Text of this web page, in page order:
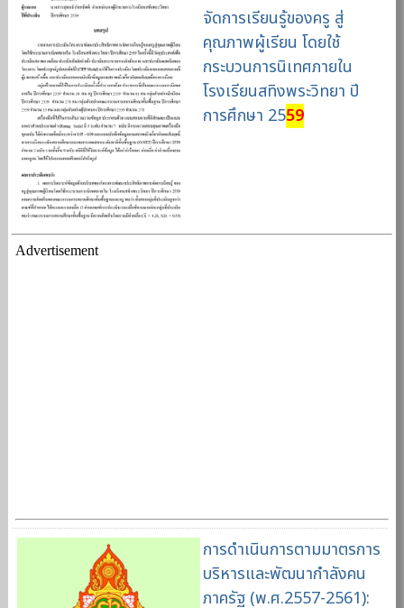
จัดการเรียนรู้ของครู สู่
คุณภาพผู้เรียน โดยใช้
กระบวนการนิเทศภายใน
โรงเรียนสทิงพระวิทยา ปี
การศึกษา 2559
Advertisement
การดำเนินการตามมาตรการ
บริหารและพัฒนากำลังคน
ภาครัฐ (พ.ศ.2557-2561):